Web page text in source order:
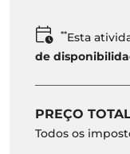
**Esta
de
PREÇO
Todos os